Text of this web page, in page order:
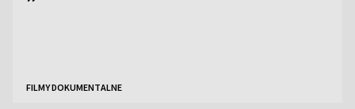
FILMY DOKUMENTALNE